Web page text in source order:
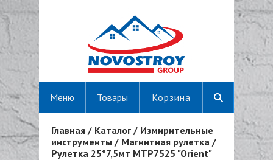
Корзина
Меню Товары
Вы здесь
Главная / Каталог / Измирительные
инструменты / Магнитная рулетка /
Рулетка 25*7,5мт MTP7525 "Orient"